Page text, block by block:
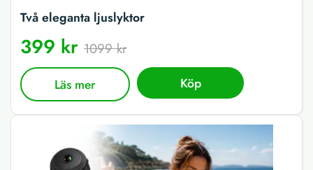
Två eleganta ljuslyktor
399 kr 1099 kr
Läs mer Köp